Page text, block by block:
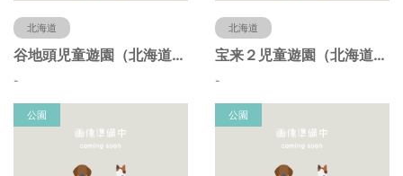
北海道
谷地頭児童遊園（北海道函館市）
-
北海道
宝来２児童遊園（北海道函館市）
-
公園 公園